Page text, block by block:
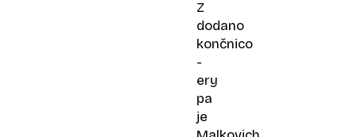
Z
dodano
končnico
-
ery
pa
je